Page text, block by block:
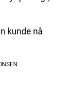
kunde nå